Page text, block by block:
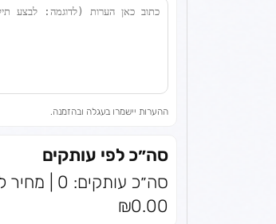
ההערות יישמרו בעגלה ובהזמנה.
סה״כ לפי עותקים
₪0.00